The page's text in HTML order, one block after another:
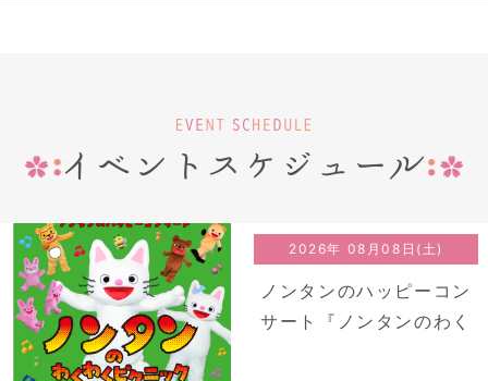
2026年 08月08日(土)
ノンタンのハッピーコン
サート『ノンタンのわく